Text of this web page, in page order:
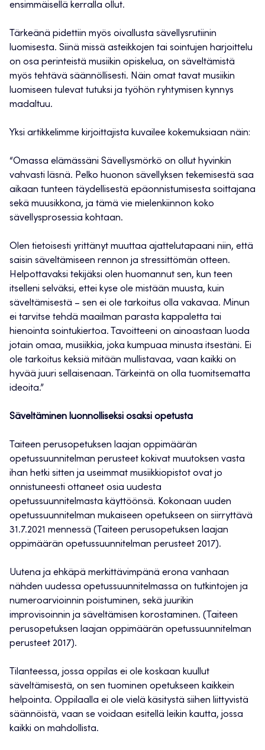
ensimmäisellä kerralla ollut.
Tärkeänä pidettiin myös oivallusta sävellysrutiinin
luomisesta. Siinä missä asteikkojen tai sointujen harjoittelu
on osa perinteistä musiikin opiskelua, on säveltämistä
myös tehtävä säännöllisesti. Näin omat tavat musiikin
luomiseen tulevat tutuksi ja työhön ryhtymisen kynnys
madaltuu.
Yksi artikkelimme kirjoittajista kuvailee kokemuksiaan näin:
“Omassa elämässäni Sävellysmörkö on ollut hyvinkin
vahvasti läsnä. Pelko huonon sävellyksen tekemisestä saa
aikaan tunteen täydellisestä epäonnistumisesta soittajana
sekä muusikkona, ja tämä vie mielenkiinnon koko
sävellysprosessia kohtaan.
Olen tietoisesti yrittänyt muuttaa ajattelutapaani niin, että
saisin säveltämiseen rennon ja stressittömän otteen.
Helpottavaksi tekijäksi olen huomannut sen, kun teen
itselleni selväksi, ettei kyse ole mistään muusta, kuin
säveltämisestä – sen ei ole tarkoitus olla vakavaa. Minun
ei tarvitse tehdä maailman parasta kappaletta tai
hienointa sointukiertoa. Tavoitteeni on ainoastaan luoda
jotain omaa, musiikkia, joka kumpuaa minusta itsestäni. Ei
ole tarkoitus keksiä mitään mullistavaa, vaan kaikki on
hyvää juuri sellaisenaan. Tärkeintä on olla tuomitsematta
ideoita.”
Säveltäminen luonnolliseksi osaksi opetusta
Taiteen perusopetuksen laajan oppimäärän
opetussuunnitelman perusteet kokivat muutoksen vasta
ihan hetki sitten ja useimmat musiikkiopistot ovat jo
onnistuneesti ottaneet osia uudesta
opetussuunnitelmasta käyttöönsä. Kokonaan uuden
opetussuunnitelman mukaiseen opetukseen on siirryttävä
31.7.2021 mennessä (Taiteen perusopetuksen laajan
oppimäärän opetussuunnitelman perusteet 2017).
Uutena ja ehkäpä merkittävimpänä erona vanhaan
nähden uudessa opetussuunnitelmassa on tutkintojen ja
numeroarvioinnin poistuminen, sekä juurikin
improvisoinnin ja säveltämisen korostaminen. (Taiteen
perusopetuksen laajan oppimäärän opetussuunnitelman
perusteet 2017).
Tilanteessa, jossa oppilas ei ole koskaan kuullut
säveltämisestä, on sen tuominen opetukseen kaikkein
helpointa. Oppilaalla ei ole vielä käsitystä siihen liittyvistä
säännöistä, vaan se voidaan esitellä leikin kautta, jossa
kaikki on mahdollista.